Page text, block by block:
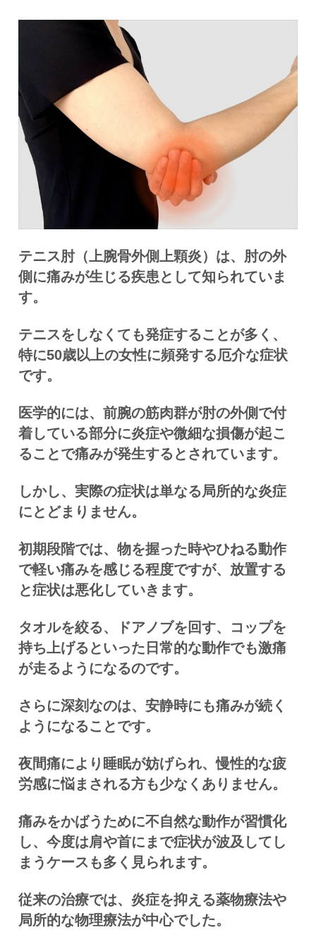
テニス肘（上腕骨外側上顆炎）は、肘の外
側に痛みが生じる疾患として知られていま
す。
テニスをしなくても発症することが多く、
特に50歳以上の女性に頻発する厄介な症状
です。
医学的には、前腕の筋肉群が肘の外側で付
着している部分に炎症や微細な損傷が起こ
ることで痛みが発生するとされています。
しかし、実際の症状は単なる局所的な炎症
にとどまりません。
初期段階では、物を握った時やひねる動作
で軽い痛みを感じる程度ですが、放置する
と症状は悪化していきます。
タオルを絞る、ドアノブを回す、コップを
持ち上げるといった日常的な動作でも激痛
が走るようになるのです。
さらに深刻なのは、安静時にも痛みが続く
ようになることです。
夜間痛により睡眠が妨げられ、慢性的な疲
労感に悩まされる方も少なくありません。
痛みをかばうために不自然な動作が習慣化
し、今度は肩や首にまで症状が波及してし
まうケースも多く見られます。
従来の治療では、炎症を抑える薬物療法や
局所的な物理療法が中心でした。